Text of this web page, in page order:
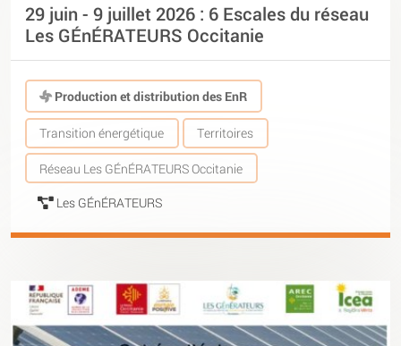
29 juin - 9 juillet 2026 : 6 Escales du réseau
Les GÉnÉRATEURS Occitanie
Production et distribution des EnR
Transition énergétique Territoires
Réseau Les GÉnÉRATEURS Occitanie
Les GÉnÉRATEURS